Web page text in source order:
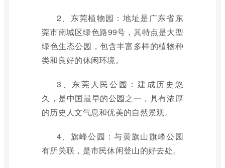
2、东莞植物园：地址是广东省东
莞市南城区绿色路99号，其特点是大型
绿色生态公园，包含丰富多样的植物种
类和良好的休闲环境。
3、东莞人民公园：建成历史悠
久，是中国最早的公园之一，具有浓厚
的历史人文气息和优美的自然景观。
4、旗峰公园：与黄旗山旗峰公园
有所关联，是市民休闲登山的好去处。